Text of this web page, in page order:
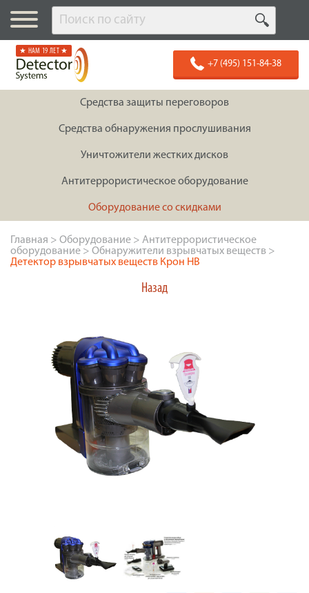
★ НАМ 19 ЛЕТ ★
+7 (495) 151-84-38
Средства защиты переговоров
Средства обнаружения прослушивания
Уничтожители жестких дисков
Антитеррористическое оборудование
Оборудование со скидками
Главная > Оборудование > Антитеррористическое
оборудование > Обнаружители взрывчатых веществ >
Детектор взрывчатых веществ Крон НВ
Назад